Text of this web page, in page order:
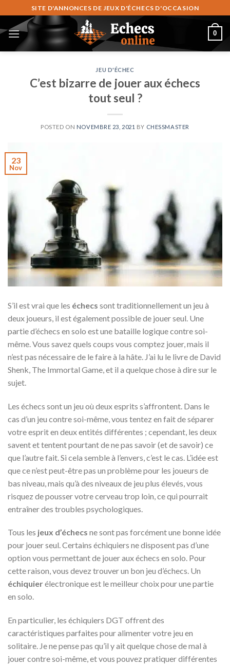
to
content
SITE D'ANNONCES DE JEUX D'ÉCHECS D'OCCASION
0
JEU D'ÉCHEC
C’est bizarre de jouer aux échecs
tout seul ?
POSTED ON NOVEMBRE 23, 2021 BY CHESSMASTER
23
Nov
S’il est vrai que les échecs sont traditionnellement un jeu à
deux joueurs, il est également possible de jouer seul. Une
partie d’échecs en solo est une bataille logique contre soi-
même. Vous savez quels coups vous comptez jouer, mais il
n’est pas nécessaire de le faire à la hâte. J’ai lu le livre de David
Shenk, The Immortal Game, et il a quelque chose à dire sur le
sujet.
Les échecs sont un jeu où deux esprits s’affrontent. Dans le
cas d’un jeu contre soi-même, vous tentez en fait de séparer
votre esprit en deux entités différentes ; cependant, les deux
savent et tentent pourtant de ne pas savoir (et de savoir) ce
que l’autre fait. Si cela semble à l’envers, c’est le cas. L’idée est
que ce n’est peut-être pas un problème pour les joueurs de
bas niveau, mais qu’à des niveaux de jeu plus élevés, vous
risquez de pousser votre cerveau trop loin, ce qui pourrait
entraîner des troubles psychologiques.
Tous les jeux d’échecs ne sont pas forcément une bonne idée
pour jouer seul. Certains échiquiers ne disposent pas d’une
option vous permettant de jouer aux échecs en solo. Pour
cette raison, vous devez trouver un bon jeu d’échecs. Un
échiquierélectronique est le meilleur choix pour une partie
en solo.
En particulier, les échiquiers DGT offrent des
caractéristiques parfaites pour alimenter votre jeu en
solitaire. Je ne pense pas qu’il y ait quelque chose de mal à
jouer contre soi-même, et vous pouvez pratiquer différentes